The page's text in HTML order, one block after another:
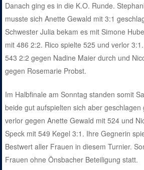
Danach ging es in die K.O. Runde.
musste sich Anette Gewald mit 3:1
Schwester Julia bekam es mit Simone
mit 486 2:2. Rico spielte 525 und verlor
543 2:2 gegen Nadine Maier durch und
gegen Rosemarie Probst.
Im Halbfinale am Sonntag standen somit
beide gut aufspielten sich aber
verlor gegen Anette Gewald mit 524 und
Speck mit 549 Kegel 3:1. Ihre Gegnerin
Bestwert aller Frauen in diesem Turnier.
Frauen ohne Önsbacher Beteiligung statt.